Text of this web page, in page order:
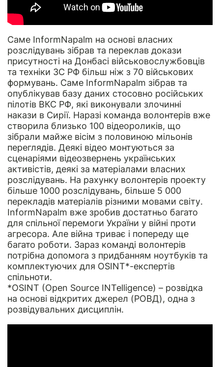
Саме InformNapalm на основі власних
розслідувань зібрав та переклав докази
присутності на Донбасі військовослужбовців
та техніки ЗС РФ більш ніж з 70 військових
формувань. Саме InformNapalm зібрав та
опублікував базу даних стосовно російських
пілотів ВКС РФ, які виконували злочинні
накази в Сирії. Наразі команда волонтерів вже
створила близько 100 відеороликів, що
зібрали майже вісім з половиною мільонів
переглядів. Деякі відео монтуються за
сценаріями відеозвернень українських
активістів, деякі за матеріалами власних
розслідувань. На рахунку волонтерів проекту
більше 1000 розслідувань, більше 5 000
перекладів матеріалів різними мовами світу.
InformNapalm вже зробив достатньо багато
для спільної перемоги України у війні проти
агресора. Але війна триває і попереду ще
багато роботи. Зараз команді волонтерів
потрібна допомога з придбанням ноутбуків та
комплектуючих для OSINT*-експертів
спільноти.
*OSINT (Open Source INTelligence) – розвідка
на основі відкритих джерел (РОВД), одна з
розвідувальних дисциплін.